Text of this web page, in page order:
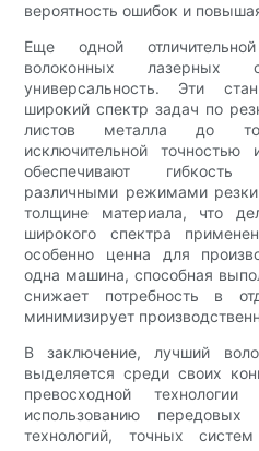
вероятность ошибок и
Еще одной
волоконных лазерных
универсальность. Эти
широкий спектр задач по
листов металла до
исключительной
обеспечивают
различными режимами
толщине материала, что
широкого спектра
особенно ценна для
одна машина, способная
снижает потребность в
минимизирует
В заключение, лучший
выделяется среди своих
превосходной
использованию передовых
технологий, точных